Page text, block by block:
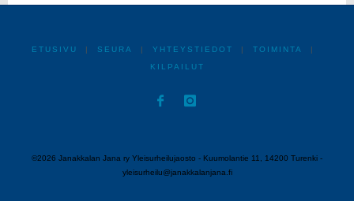
ETUSIVU | SEURA | YHTEYSTIEDOT | TOIMINTA
|
KILPAILUT
©2026 Janakkalan Jana ry Yleisurheilujaosto - Kuumolantie 11, 14200 Turenki -
yleisurheilu@janakkalanjana.fi